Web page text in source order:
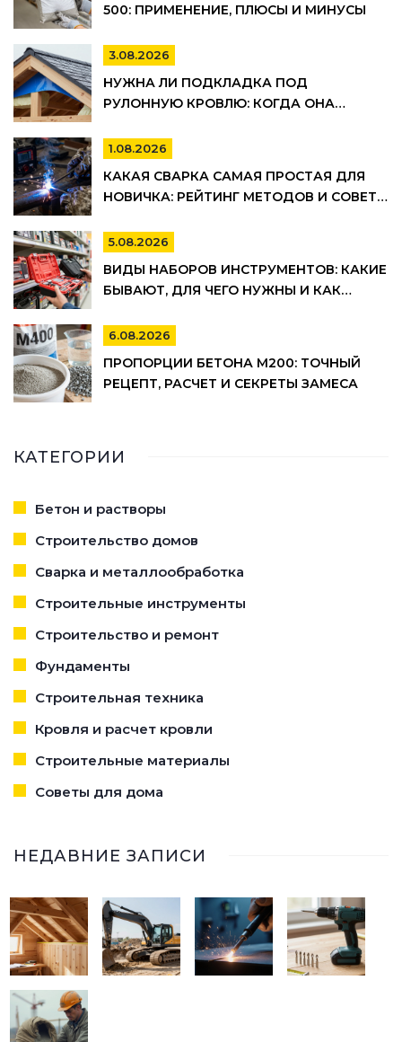
500: ПРИМЕНЕНИЕ, ПЛЮСЫ И МИНУСЫ
3.08.2026
НУЖНА ЛИ ПОДКЛАДКА ПОД
РУЛОННУЮ КРОВЛЮ: КОГДА ОНА
СЭКОНОМИТЬ
1.08.2026
КАКАЯ СВАРКА САМАЯ ПРОСТАЯ ДЛЯ
НОВИЧКА: РЕЙТИНГ МЕТОДОВ И СОВЕТЫ
5.08.2026
ВИДЫ НАБОРОВ ИНСТРУМЕНТОВ: КАКИЕ
БЫВАЮТ, ДЛЯ ЧЕГО НУЖНЫ И КАК
6.08.2026
ПРОПОРЦИИ БЕТОНА М200: ТОЧНЫЙ
РЕЦЕПТ, РАСЧЕТ И СЕКРЕТЫ ЗАМЕСА
КАТЕГОРИИ
Бетон и растворы
Строительство домов
Сварка и металлообработка
Строительные инструменты
Строительство и ремонт
Фундаменты
Строительная техника
Кровля и расчет кровли
Строительные материалы
Советы для дома
НЕДАВНИЕ ЗАПИСИ